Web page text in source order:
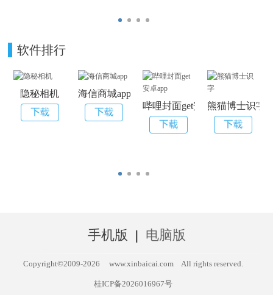
软件排行
隐秘相机
海信商城app
哔哩封面get安卓app熊猫博士识字
手机版 | 电脑版
Copyright©2009-2026 www.xinbaicai.com All rights reserved.
桂ICP备2026016967号